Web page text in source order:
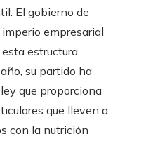
El gobierno de
empresarial
estructura.
su partido ha
que proporciona
que lleven a
con la nutrición